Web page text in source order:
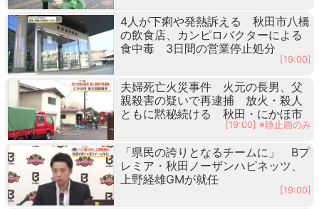
4人が下痢や発熱訴える 秋田市八橋
の飲食店、カンピロバクターによる
食中毒 3日間の営業停止処分
[19:00]
夫婦死亡火災事件 火元の長男、父
親殺害の疑いで再逮捕 放火・殺人
ともに黙秘続ける 秋田・にかほ市
[19:00] ※静止画のみ
「県民の誇りとなるチームに」 Bプ
レミア・秋田ノーザンハピネッツ、
上野経雄GMが就任
[19:00]